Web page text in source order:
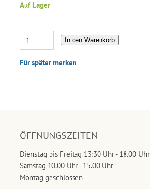
Auf Lager
In den Warenkorb
Für später merken
ÖFFNUNGSZEITEN
Dienstag bis Freitag 13:30 Uhr - 18.00 Uhr
Samstag 10.00 Uhr - 15.00 Uhr
Montag geschlossen